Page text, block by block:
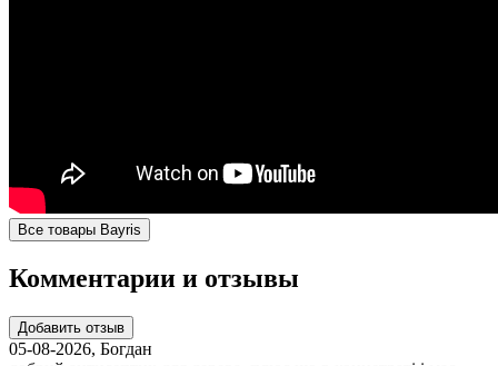
Все товары Bayris
Комментарии и отзывы
Добавить отзыв
05-08-2026, Богдан